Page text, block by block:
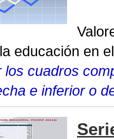
educación en
los cuadros
e inferior o